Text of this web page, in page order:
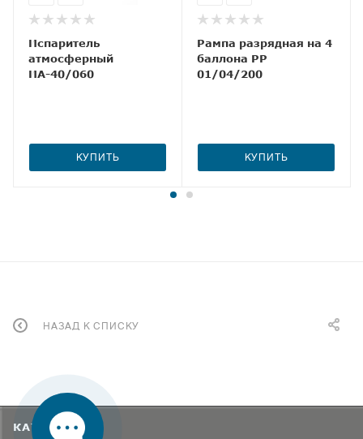
Испаритель
атмосферный
ИА-40/060
КУПИТЬ
Рампа разрядная на 4
баллона РР
01/04/200
КУПИТЬ
НАЗАД К СПИСКУ
КАТАЛОГ